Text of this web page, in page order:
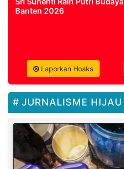
Banten 2026
Laporkan Hoaks
JURNALISME HIJAU